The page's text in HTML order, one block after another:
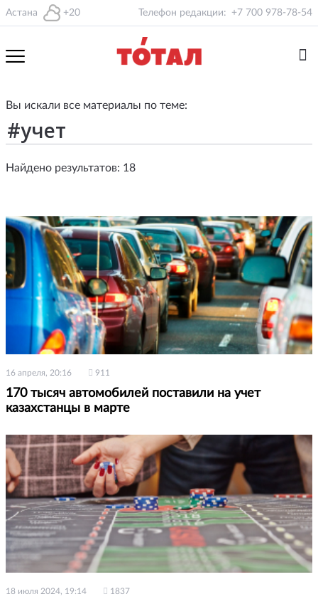
Астана +20 Телефон редакции: +7 700 978-78-54
Вы искали все материалы по теме:
Найдено результатов: 18
16 апреля, 20:16 911
170 тысяч автомобилей поставили на учет
казахстанцы в марте
18 июля 2024, 19:14 1837